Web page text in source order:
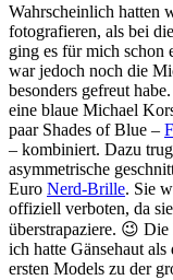
Wahrscheinlich hatten
fotografieren, als bei
ging es für mich schon
war jedoch noch die
besonders gefreut
eine blaue Michael
paar Shades of Blue –
– kombiniert. Dazu
asymmetrische
Euro Nerd-Brille. Sie
offiziell verboten, da
überstrapaziere. 😉
ich hatte Gänsehaut
ersten Models zu der